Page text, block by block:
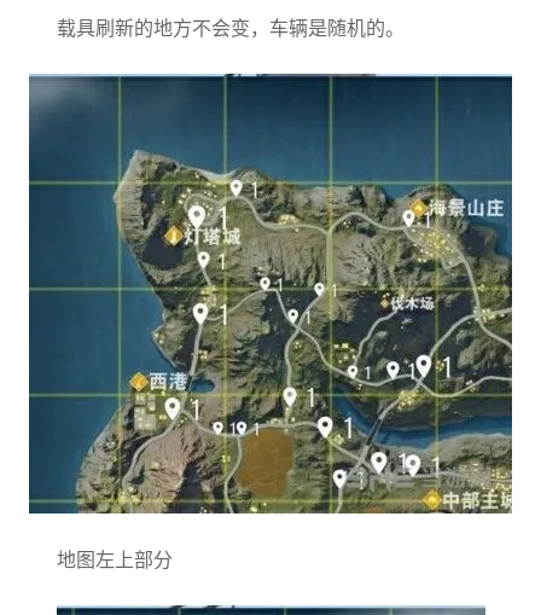
载具刷新的地方不会变，车辆是随机的。
地图左上部分